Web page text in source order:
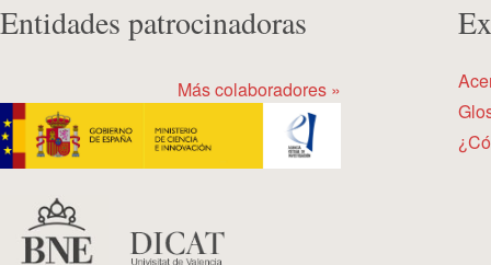
Entidades patrocinadoras
Más colaboradores »